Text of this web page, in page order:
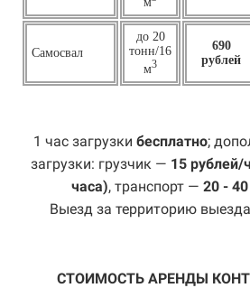
Самосвал
до 20
тонн/16
м3
690
рублей
1 час загрузки бесплатно;
загрузки: грузчик — 15 рублей/
часа), транспорт — 20 -
Выезд за территорию выезда
СТОИМОСТЬ АРЕНДЫ